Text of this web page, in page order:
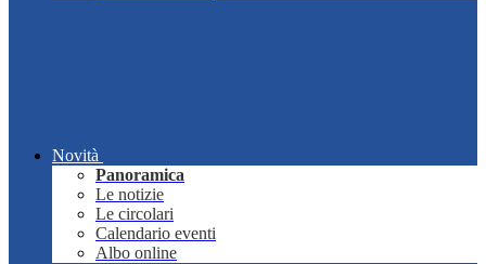
Novità
Panoramica
Le notizie
Le circolari
Calendario eventi
Albo online